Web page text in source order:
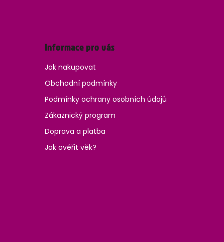
Informace pro vás
Jak nakupovat
Obchodní podmínky
Podmínky ochrany osobních údajů
Zákaznický program
Doprava a platba
Jak ověřit věk?